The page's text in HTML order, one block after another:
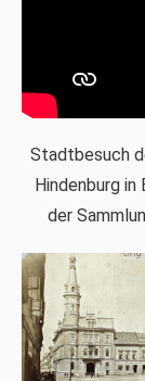
Stadtbesuch
Hindenburg
der